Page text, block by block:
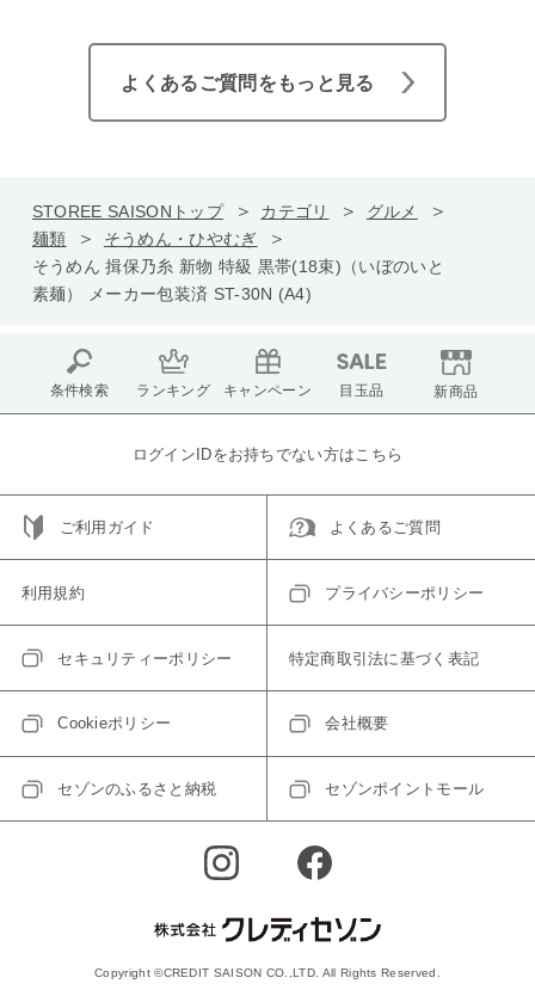
よくあるご質問をもっと見る
STOREE SAISONトップ カテゴリ
グルメ
麺類
そうめん・ひやむぎ
そうめん 揖保乃糸 新物 特級 黒帯(18束)（いぼのいと
素麺） メーカー包装済 ST-30N (A4)
条件検索 ランキング キャンペーン 目玉品 新商品
ログインIDをお持ちでない方はこちら
ご利用ガイド よくあるご質問
利用規約 プライバシーポリシー
セキュリティーポリシー 特定商取引法に基づく表記
Cookieポリシー 会社概要
セゾンのふるさと納税 セゾンポイントモール
Copyright ©CREDIT SAISON CO.,LTD. All Rights Reserved.